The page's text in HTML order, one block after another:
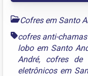
Cofres em Santo
cofres anti-
lobo em Santo
André, cofres de
eletrônicos em